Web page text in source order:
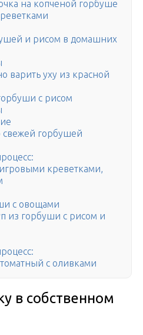
на копченой горбуше
и рисом в домашних
варить уху из красной
с рисом
свежей горбушей
креветками,
с овощами
из горбуши с рисом и
с оливками
в собственном